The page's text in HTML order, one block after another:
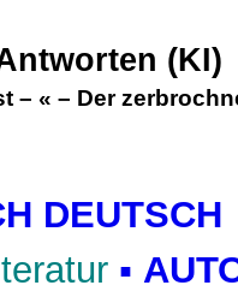
(KI)
– « – Der
DEUTSCH
▪